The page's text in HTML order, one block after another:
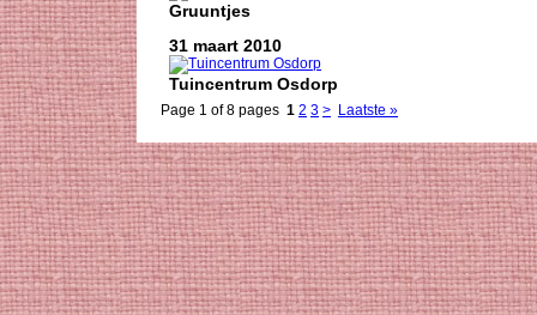
Gruuntjes
31 maart 2010
Tuincentrum Osdorp
Page 1 of 8 pages 1 2 3 > Laatste »